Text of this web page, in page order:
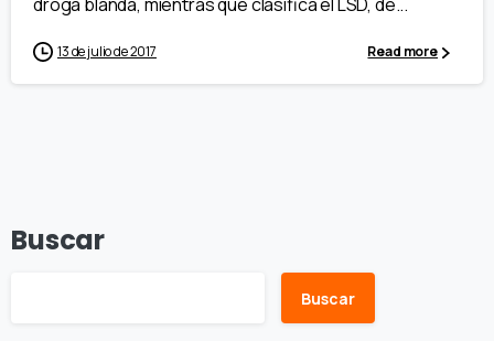
13 de julio de 2017 Read more
Buscar
Buscar